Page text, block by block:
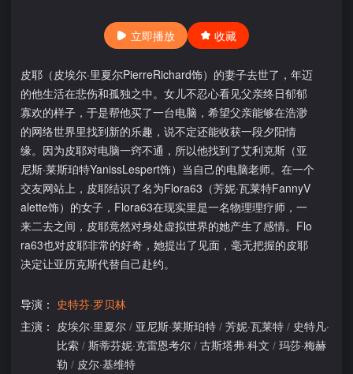
立即播放 收藏
皮耶（皮埃尔·里夏尔PierreRichard饰）的妻子去世了，年迈
的他生活在悲伤和孤独之中。女儿不忍心看见父亲终日郁郁
寡欢的样子，于是帮他买了一台电脑，希望父亲能够在浩渺
的网络世界里找到新的乐趣，说不定还能收获一段夕阳情
缘。因为皮耶对电脑一窍不通，所以他找到了艾利克斯（亚
尼斯·莱斯珀特YanissLespert饰）当自己的电脑老师。在一个
交友网站上，皮耶结识了名为Flora63（芳妮·瓦莱特FannyV
alette饰）的女子，Flora63在现实里是一名物理理疗师，一
来二去之间，皮耶竟然对身处虚拟世界的她产生了感情。Flo
ra63也对皮耶非常的好奇，她提出了见面，毫无把握的皮耶
决定让亚历克斯代替自己赴约。
导演： 史特芬·罗贝林
主演： 皮埃尔·里夏尔 / 亚尼斯·莱斯珀特 / 芳妮·瓦莱特 / 史特凡·
比索 / 斯蒂芬妮·克雷恩考尔 / 古斯塔弗·科文 / 玛莎·梅赫
勒 / 皮尔·基维特